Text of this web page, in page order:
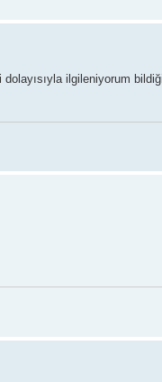
ilgileniyorum